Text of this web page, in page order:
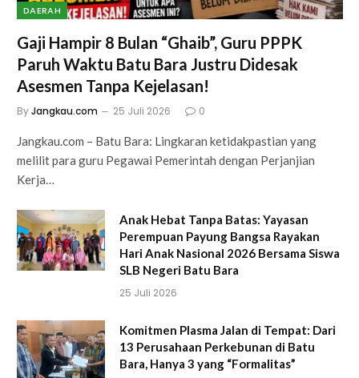
DAERAH
Gaji Hampir 8 Bulan “Ghaib”, Guru PPPK
Paruh Waktu Batu Bara Justru Didesak
Asesmen Tanpa Kejelasan!
ByJangkau.com 25 Juli 2026 0
Jangkau.com – Batu Bara: Lingkaran ketidakpastian yang
melilit para guru Pegawai Pemerintah dengan Perjanjian
Kerja…
Anak Hebat Tanpa Batas: Yayasan
Perempuan Payung Bangsa Rayakan
Hari Anak Nasional 2026 Bersama Siswa
SLB Negeri Batu Bara
25 Juli 2026
Komitmen Plasma Jalan di Tempat: Dari
13 Perusahaan Perkebunan di Batu
Bara, Hanya 3 yang “Formalitas”